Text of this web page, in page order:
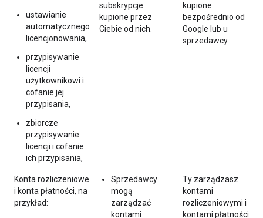
ustawianie
automatycznego
licencjonowania,
przypisywanie
licencji
użytkownikowi i
cofanie jej
przypisania,
zbiorcze
przypisywanie
licencji i cofanie
ich przypisania,
subskrypcje
kupione przez
Ciebie od nich.
kupione
bezpośrednio od
Google lub u
sprzedawcy.
Konta rozliczeniowe
i konta płatności, na
przykład:
Sprzedawcy
mogą
zarządzać
kontami
Ty zarządzasz
kontami
rozliczeniowymi i
kontami płatności